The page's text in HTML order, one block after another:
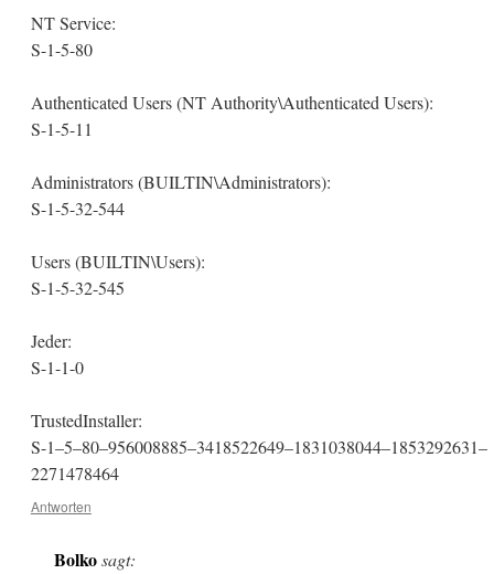
NT Service:
S-1-5-80
Authenticated Users (NT Authority\Authenticated Users):
S-1-5-11
Administrators (BUILTIN\Administrators):
S-1-5-32-544
Users (BUILTIN\Users):
S-1-5-32-545
Jeder:
S-1-1-0
TrustedInstaller:
S-1–5–80–956008885–3418522649–1831038044–1853292631–
2271478464
Antworten
Bolko sagt: